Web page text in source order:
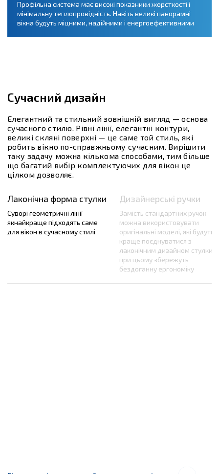
Профільна система має високі показники жорсткості і
мінімальну теплопровідність. Навіть великі панорамні
вікна будуть міцними, надійними і енергоефективними
Сучасний дизайн
Елегантний та стильний зовнішній вигляд — основа
сучасного стилю. Рівні лінії, елегантні контури,
великі скляні поверхні — це саме той стиль, які
робить вікно по-справжньому сучасним. Вирішити
таку задачу можна кількома способами, тим більше
що багатий вибір комплектуючих для вікон це
цілком дозволяє.
Лаконічна форма стулки
Суворі геометричні лінії
якнайкраще підходять саме
для вікон в сучасному стилі
Дизайнерські ручки
Замість стандартних ручок
можна використовувати
оригінальні моделі, які будуть
краще поєднуватися з
лаконічним дизайном стулки, і
при цьому збережуть
бездоганну ергономіку